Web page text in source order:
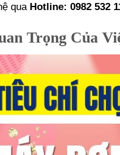
qua Hotline: 0982 532
Trọng Của